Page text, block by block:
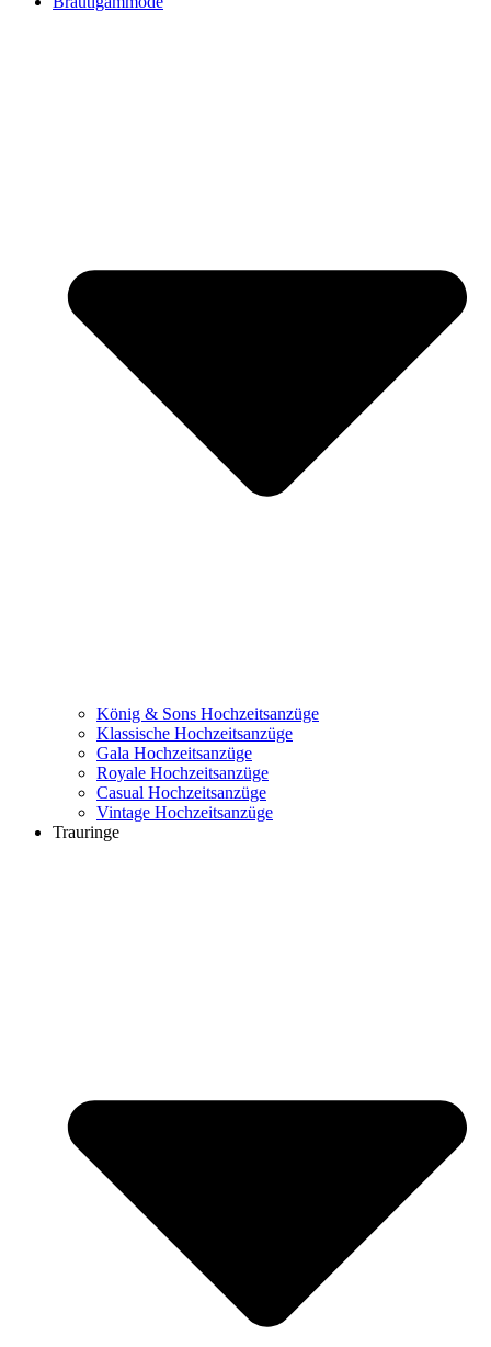
König & Sons Hochzeitsanzüge
Klassische Hochzeitsanzüge
Gala Hochzeitsanzüge
Royale Hochzeitsanzüge
Casual Hochzeitsanzüge
Vintage Hochzeitsanzüge
Trauringe